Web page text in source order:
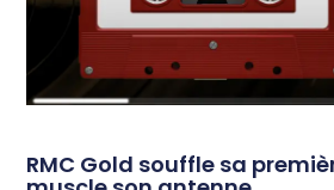
RMC Gold souffle sa